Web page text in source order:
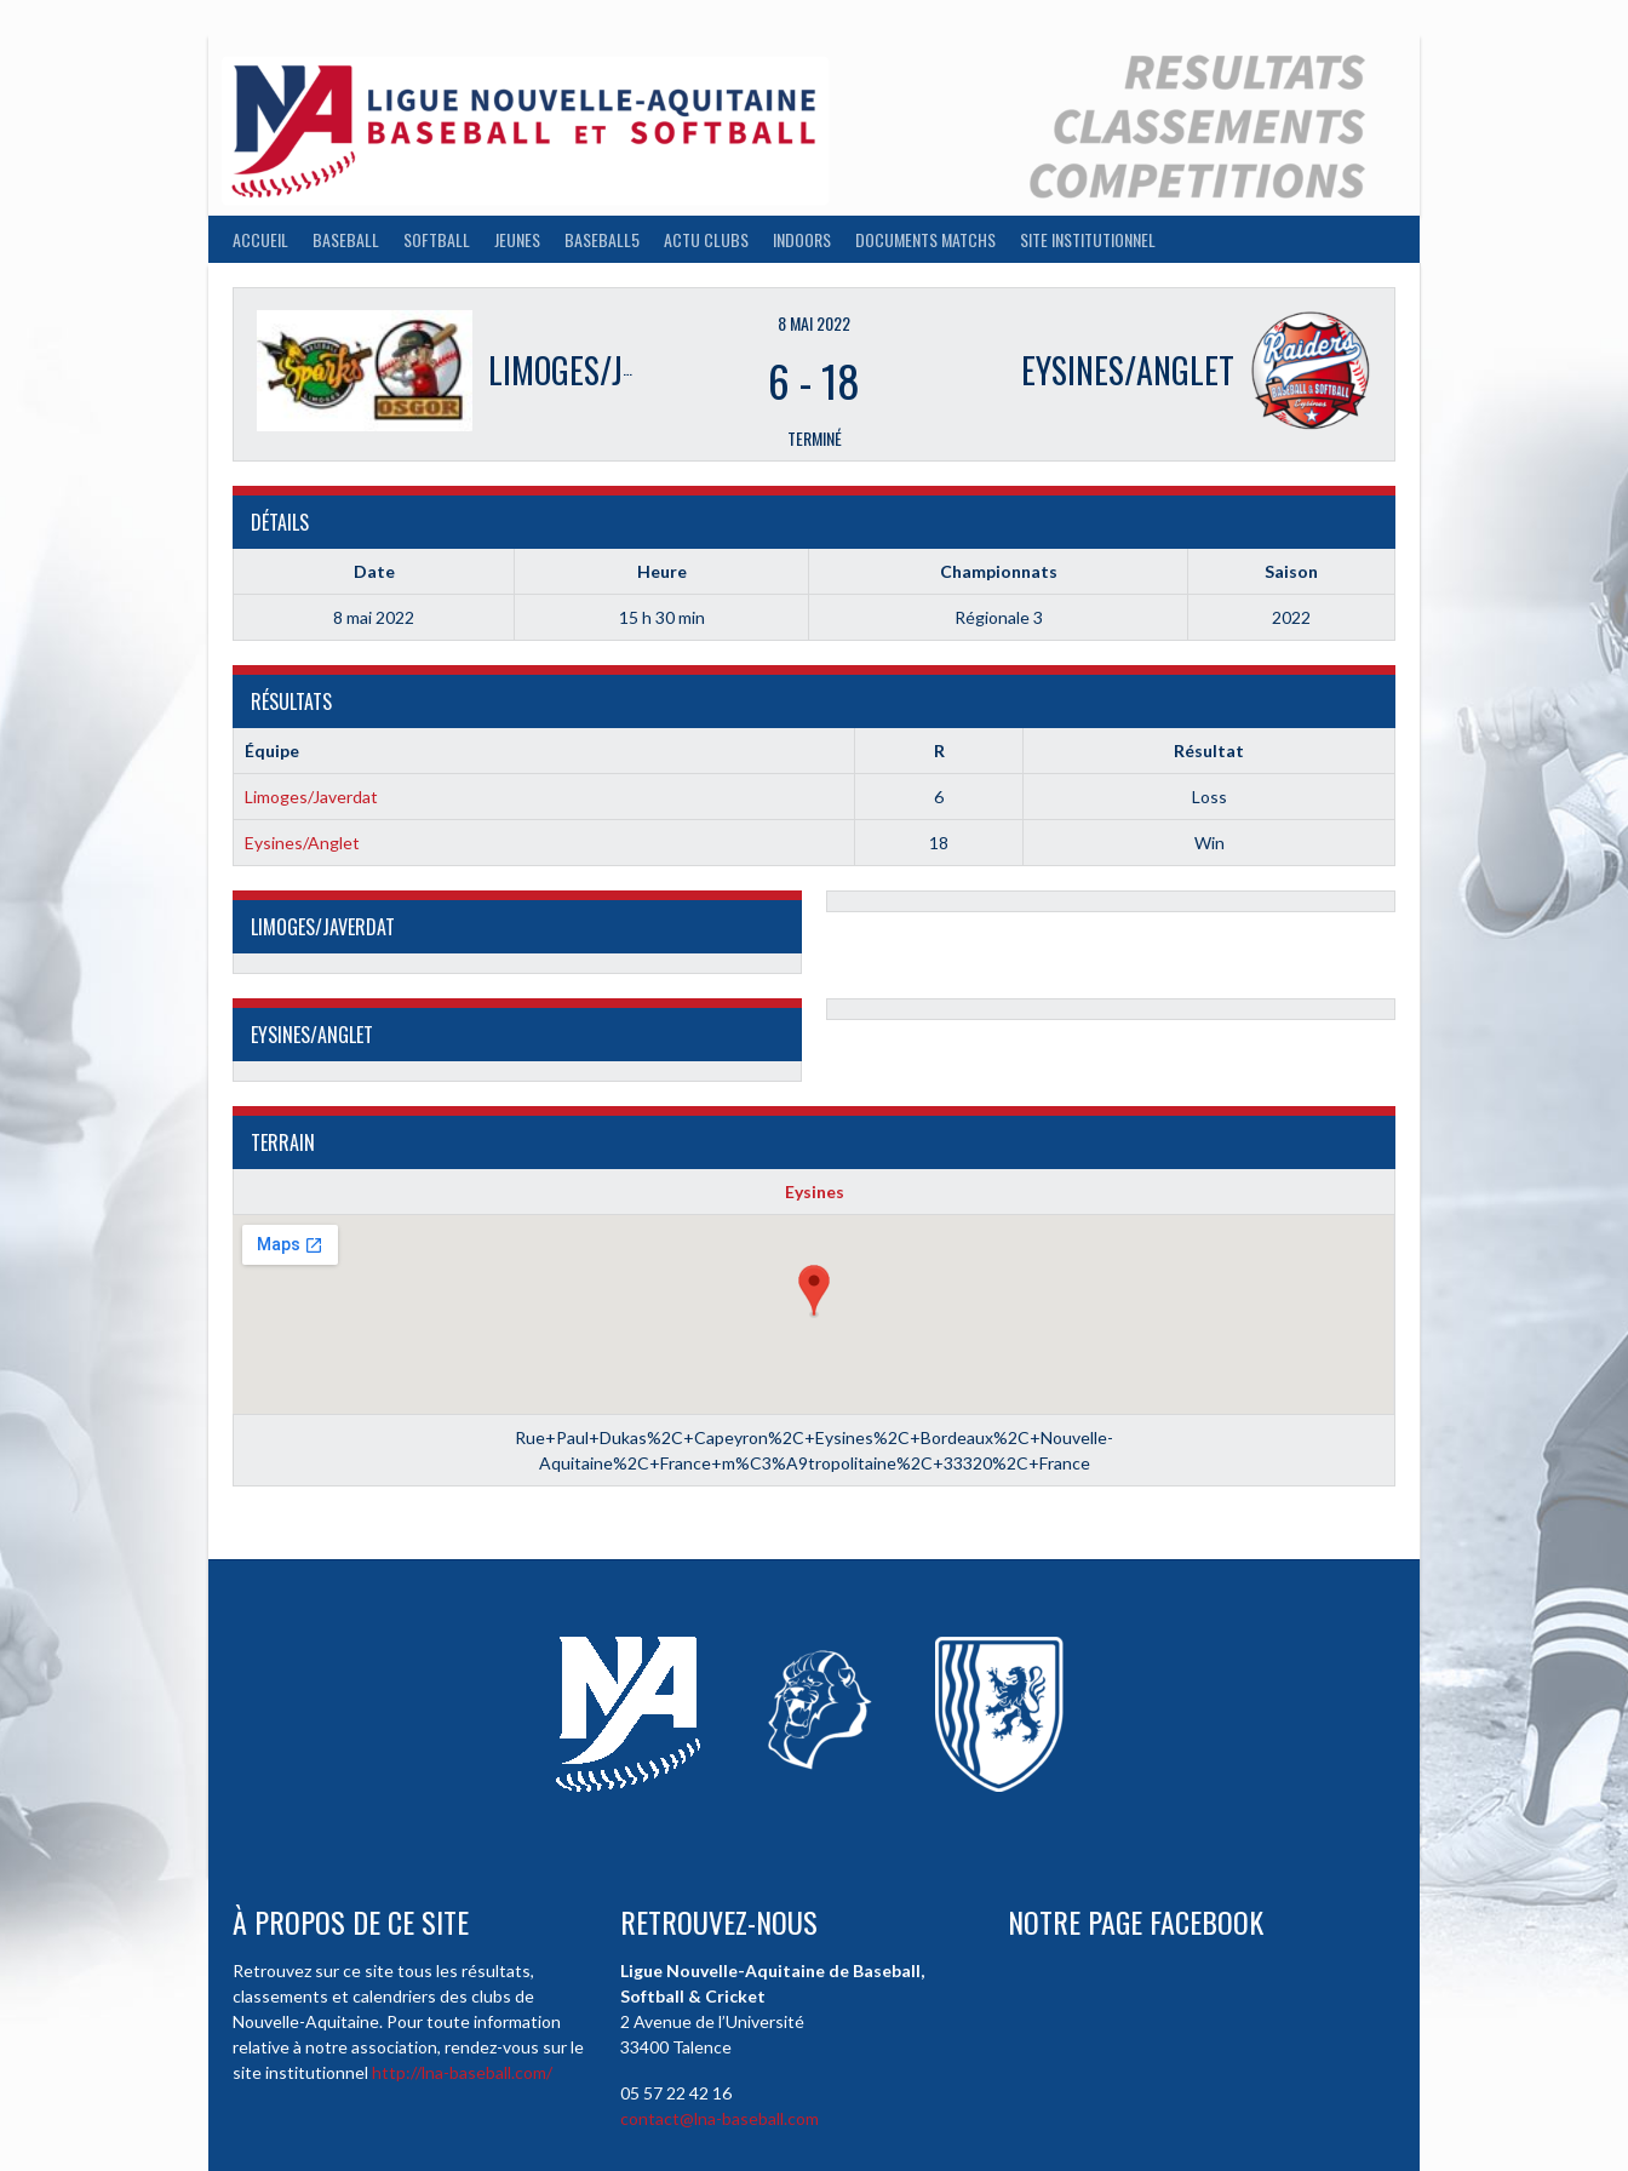
ACCUEIL BASEBALL SOFTBALL JEUNES BASEBALL5 ACTU CLUBS INDOORS DOCUMENTS MATCHS SITE INSTITUTIONNEL
LIMOGES/JAVERDAT EYSINES/ANGLET
8 MAI 2022
6 -18
TERMINÉ
DÉTAILS
Date Heure Championnats Saison
8 mai 2022 15 h 30 min Régionale 3 2022
RÉSULTATS
Équipe R Résultat
Limoges/Javerdat 6 Loss
Eysines/Anglet 18 Win
LIMOGES/JAVERDAT
EYSINES/ANGLET
TERRAIN
Eysines
Rue+Paul+Dukas%2C+Capeyron%2C+Eysines%2C+Bordeaux%2C+Nouvelle-
Aquitaine%2C+France+m%C3%A9tropolitaine%2C+33320%2C+France
À PROPOS DE CE SITE
Retrouvez sur ce site tous les résultats,
classements et calendriers des clubs de
Nouvelle-Aquitaine. Pour toute information
relative à notre association, rendez-vous sur le
site institutionnel http://lna-baseball.com/
RETROUVEZ-NOUS
Ligue Nouvelle-Aquitaine de Baseball,
Softball & Cricket
2 Avenue de l’Université
33400 Talence
05 57 22 42 16
contact@lna-baseball.com
NOTRE PAGE FACEBOOK